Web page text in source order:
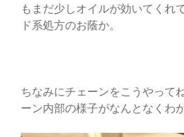
もまだ少しオイルが効いてくれ
ド系処方のお蔭か。
ちなみにチェーンをこうやって
ーン内部の様子がなんとなくわ